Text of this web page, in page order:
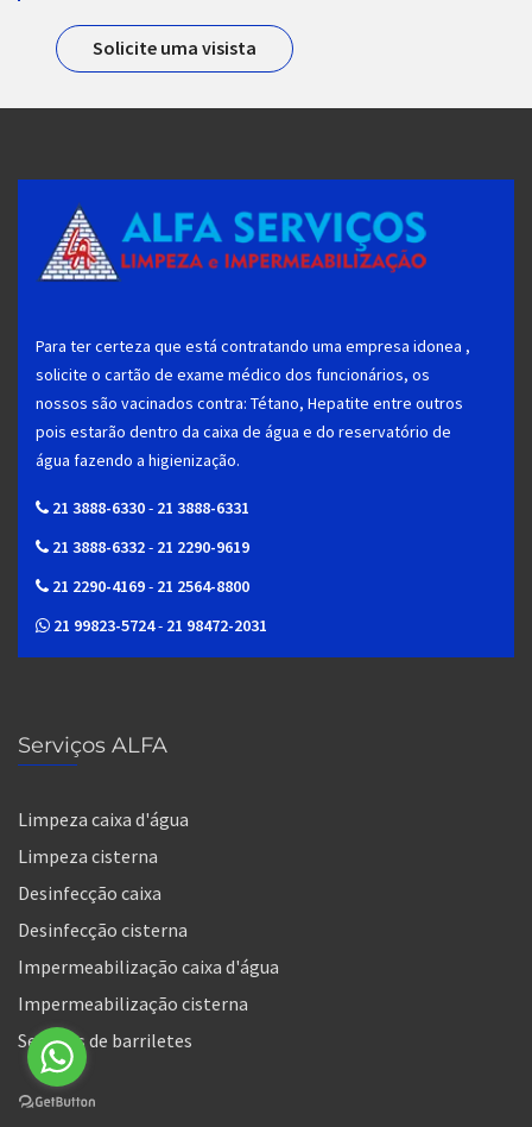
Solicite uma visista
Para ter certeza que está contratando uma empresa idonea ,
solicite o cartão de exame médico dos funcionários, os
nossos são vacinados contra: Tétano, Hepatite entre outros
pois estarão dentro da caixa de água e do reservatório de
água fazendo a higienização.
21 3888-6330- 21 3888-6331
21 3888-6332- 21 2290-9619
21 2290-4169- 21 2564-8800
21 99823-5724- 21 98472-2031
Serviços ALFA
Limpeza caixa d'água
Limpeza cisterna
Desinfecção caixa
Desinfecção cisterna
Impermeabilização caixa d'água
Impermeabilização cisterna
Serviços de barriletes